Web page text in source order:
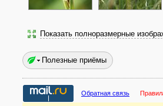
Показать полноразмерные
Полезные приёмы
Обратная связь